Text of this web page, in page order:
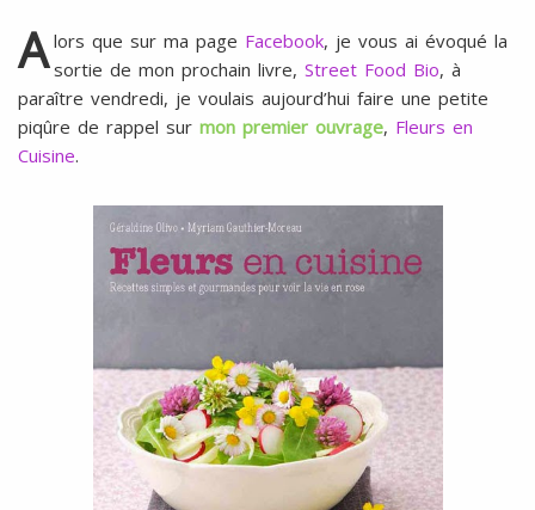
SOJA,
SANS
ŒUFS
A lors que sur ma page Facebook, je vous ai évoqué la
sortie de mon prochain livre, Street Food Bio, à
paraître vendredi, je voulais aujourd’hui faire une petite
piqûre de rappel sur mon premier ouvrage, Fleurs en
Cuisine.